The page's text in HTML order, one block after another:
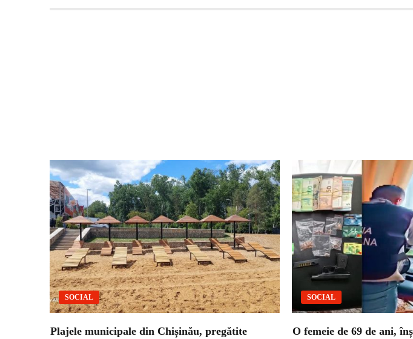
SOCIAL
Plajele municipale din Chișinău, pregătite
SOCIAL
O femeie de 69 de ani,